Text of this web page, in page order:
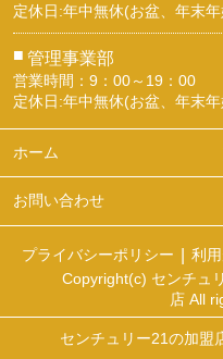
定休日:年中無休(お盆、年末年
■ 管理事業部
営業時間：9：00～19：00
定休日:年中無休(お盆、年末年
ホーム
お問い合わせ
プライバシーポリシー 利
Copyright(c) センチュ
店 All
センチュリー21の加盟